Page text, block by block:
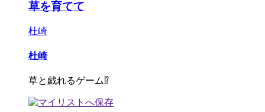
草を育てて
杜崎
杜崎
草と戯れるゲーム⁉